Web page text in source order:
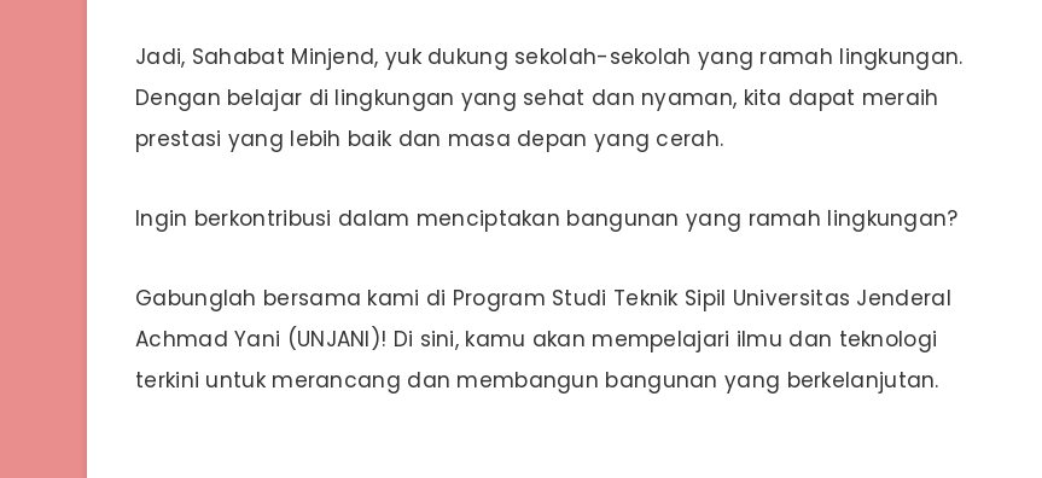
Jadi, Sahabat Minjend, yuk dukung sekolah-sekolah yang ramah lingkungan.
Dengan belajar di lingkungan yang sehat dan nyaman, kita dapat meraih
prestasi yang lebih baik dan masa depan yang cerah.
Ingin berkontribusi dalam menciptakan bangunan yang ramah lingkungan?
Gabunglah bersama kami di Program Studi Teknik Sipil Universitas Jenderal
Achmad Yani (UNJANI)! Di sini, kamu akan mempelajari ilmu dan teknologi
terkini untuk merancang dan membangun bangunan yang berkelanjutan.